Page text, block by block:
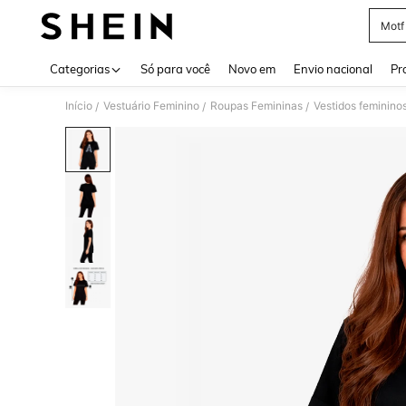
Motf
Categorias Só para você Novo em Envio nacional
Início / Vestuário Feminino / Roupas Femininas / Vestidos